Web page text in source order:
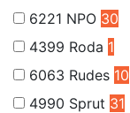
6221 NPO 30
4399 Roda 1
6063 Rudes 10
4990 Sprut 31